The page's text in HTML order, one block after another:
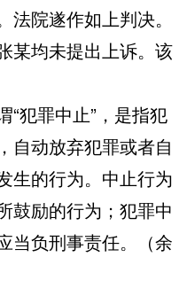
院遂作如上判决。
均未提出上诉。该
犯罪中止”，是指犯
自动放弃犯罪或者自
生的行为。中止行为
鼓励的行为；犯罪中
当负刑事责任。（余